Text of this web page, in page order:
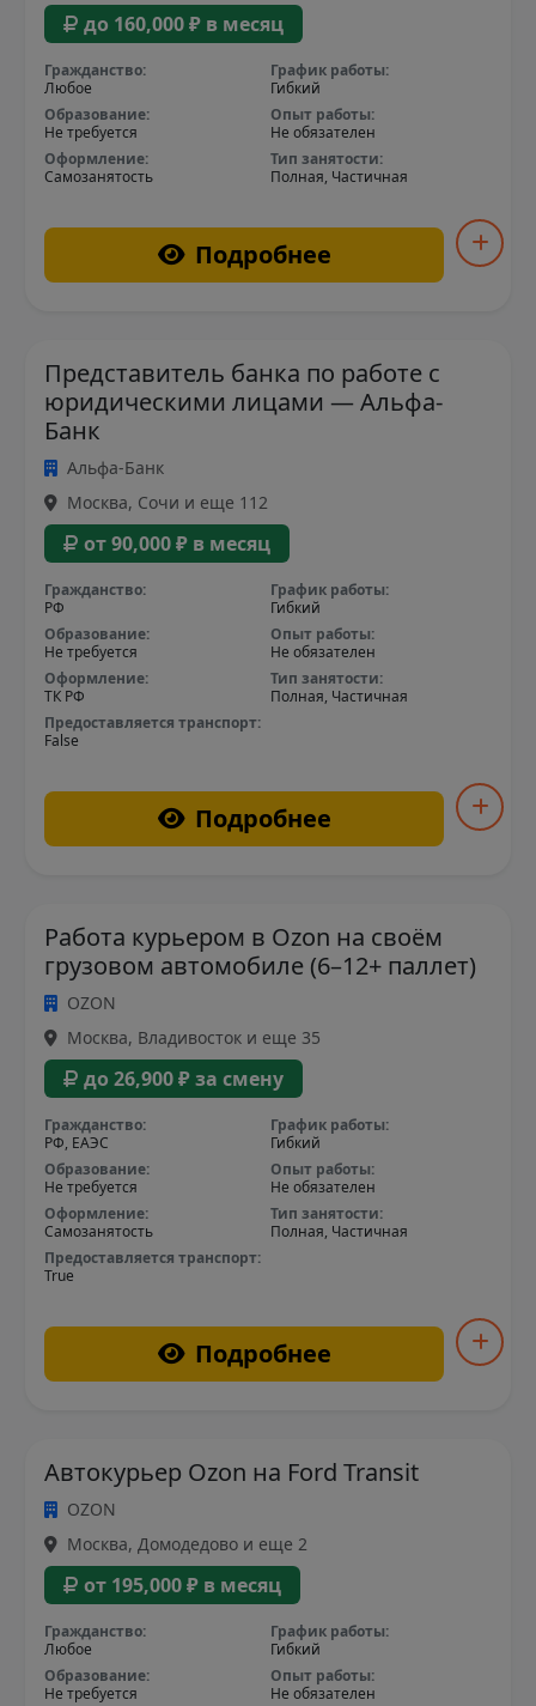
до 160,000 ₽ в месяц
Гражданство:
Любое
График работы:
Гибкий
Образование:
Не требуется
Опыт работы:
Не обязателен
Оформление:
Самозанятость
Тип занятости:
Полная, Частичная
Подробнее
Представитель банка по работе с
юридическими лицами — Альфа-
Банк
Альфа-Банк
Москва, Сочи и еще 112
от 90,000 ₽ в месяц
Гражданство:
РФ
График работы:
Гибкий
Образование:
Не требуется
Опыт работы:
Не обязателен
Оформление:
ТК РФ
Тип занятости:
Полная, Частичная
Предоставляется транспорт:
False
Подробнее
Работа курьером в Ozon на своём
грузовом автомобиле (6–12+ паллет)
OZON
Москва, Владивосток и еще 35
до 26,900 ₽ за смену
Гражданство:
РФ, ЕАЭС
График работы:
Гибкий
Образование:
Не требуется
Опыт работы:
Не обязателен
Оформление:
Самозанятость
Тип занятости:
Полная, Частичная
Предоставляется транспорт:
True
Подробнее
Автокурьер Ozon на Ford Transit
OZON
Москва, Домодедово и еще 2
от 195,000 ₽ в месяц
Гражданство:
Любое
График работы:
Гибкий
Образование:
Не требуется
Опыт работы:
Не обязателен